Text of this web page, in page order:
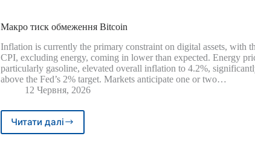
Макро тиск обмеження Bitcoin
Inflation is currently the primary constraint on digital assets, with
CPI, excluding energy, coming in lower than expected. Energy
particularly gasoline, elevated overall inflation to 4.2%,
above the Fed’s 2% target. Markets anticipate one or two…
12 Червня, 2026
Читати далі
Макро
тиск